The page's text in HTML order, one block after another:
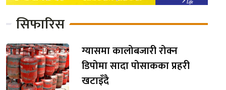
सिफारिस
ग्यासमा कालोबजारी रोक्न
डिपोमा सादा पोसाकका प्रहरी
खटाइँदै